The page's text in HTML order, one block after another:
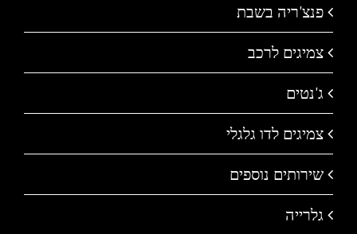
פנצ'ריה בשבת
צמיגים לרכב
ג'נטים
צמיגים לדו גלגלי
שירותים נוספים
גלרייה